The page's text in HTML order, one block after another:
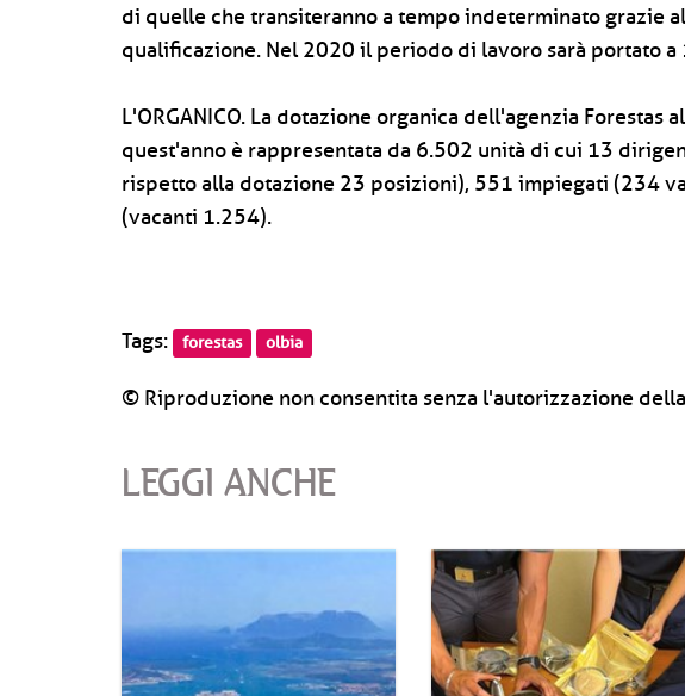
di quelle che transiteranno a tempo indeterminato grazie
qualificazione. Nel 2020 il periodo di lavoro sarà portato a
L'ORGANICO. La dotazione organica dell'agenzia Forestas
quest'anno è rappresentata da 6.502 unità di cui 13
rispetto alla dotazione 23 posizioni), 551 impiegati (234
(vacanti 1.254).
Tags: forestas olbia
© Riproduzione non consentita senza l'autorizzazione
LEGGI ANCHE